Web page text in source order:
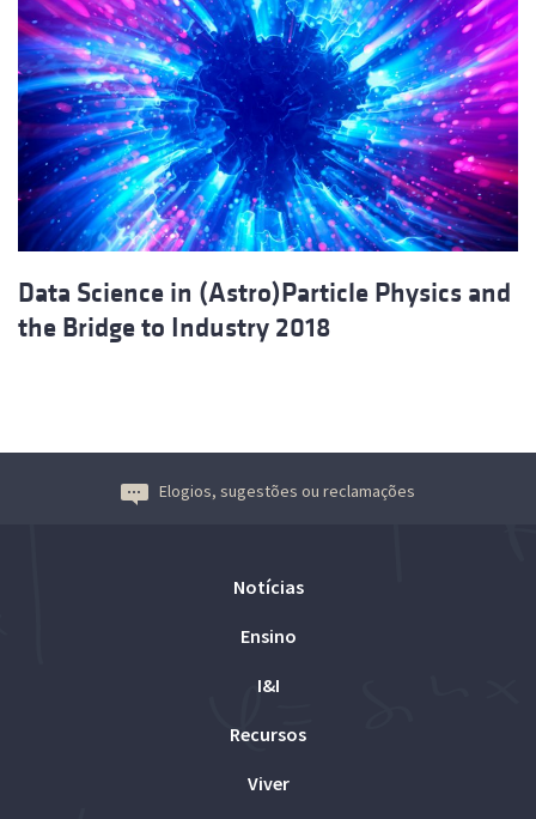
Data Science in (Astro)Particle Physics and
the Bridge to Industry 2018
Elogios, sugestões ou reclamações
Notícias
Ensino
I&I
Recursos
Viver